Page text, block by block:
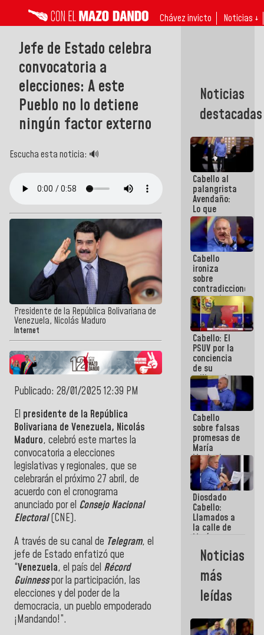
Chávez invicto Noticias ↓
Jefe de Estado celebra
convocatoria a
elecciones: A este
Pueblo no lo detiene
ningún factor externo
Escucha esta noticia: 🔊
Presidente de la República Bolivariana de
Venezuela, Nicolás Maduro
Internet
Publicado: 28/01/2025 12:39 PM
El presidente de la República
Bolivariana de Venezuela, Nicolás
Maduro, celebró este martes la
convocatoria a elecciones
legislativas y regionales, que se
celebrarán el próximo 27 abril, de
acuerdo con el cronograma
anunciado por el Consejo Nacional
Electoral(CNE).
A través de su canal de Telegram, el
jefe de Estado enfatizó que
“Venezuela, el país del Récord
Guinnesspor la participación, las
elecciones y del poder de la
democracia, un pueblo empoderado
¡Mandando!”.
Noticias
destacadas
Cabello al
palangrista
Avendaño:
Lo que
vayas a
escribir
hazlo hoy
por que no
sabemos si
la semana
que viene
hay
programa
Cabello
ironiza
sobre
contradicciones
y mentiras
de María
Machado:
¡Créanle!
Cabello: El
PSUV por la
conciencia
de su
militancia
es la
organización
política más
sólida de
Venezuela
Cabello
sobre falsas
promesas de
María
Machado:
¿Quién le
puede creer?
¿Y la gente
que ella iba
a salvar en
La Guaira?
Diosdado
Cabello:
Llamados a
la calle de
María
Machado se
estrellaron
de frente
contra el
Pueblo
Noticias
más
leídas